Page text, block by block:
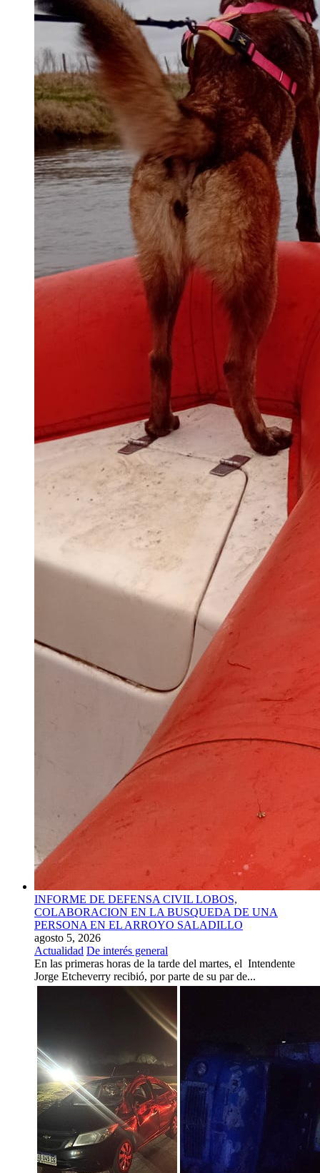
INFORME DE DEFENSA CIVIL LOBOS,
COLABORACION EN LA BUSQUEDA DE UNA
PERSONA EN EL ARROYO SALADILLO
agosto 5, 2026
Actualidad De interés general
En las primeras horas de la tarde del martes, el Intendente
Jorge Etcheverry recibió, por parte de su par de...